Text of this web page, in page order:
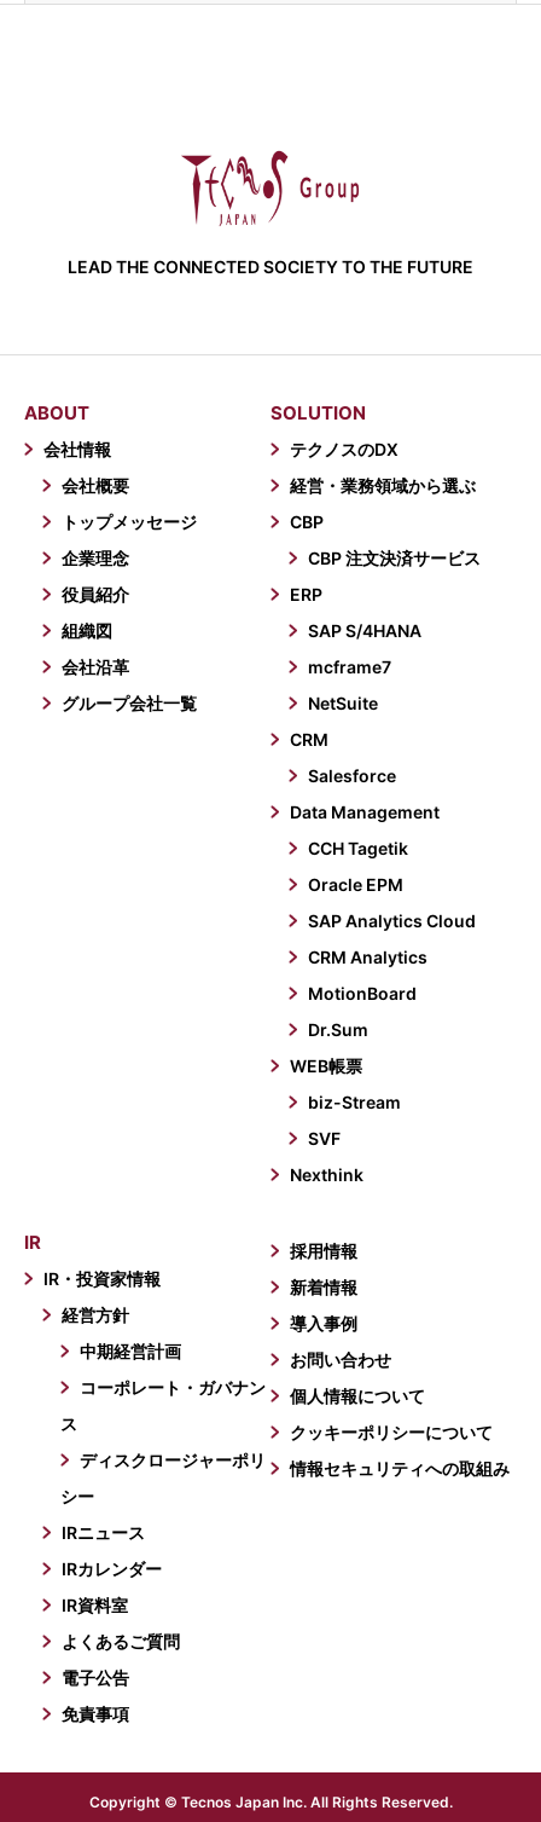
LEAD THE CONNECTED SOCIETY TO THE FUTURE
ABOUT
会社情報
会社概要
トップメッセージ
企業理念
役員紹介
組織図
会社沿革
グループ会社一覧
SOLUTION
テクノスのDX
経営・業務領域から選ぶ
CBP
CBP 注文決済サービス
ERP
SAP S/4HANA
mcframe7
NetSuite
CRM
Salesforce
Data Management
CCH Tagetik
Oracle EPM
SAP Analytics Cloud
CRM Analytics
MotionBoard
Dr.Sum
WEB帳票
biz-Stream
SVF
Nexthink
IR
IR・投資家情報
経営方針
中期経営計画
コーポレート・ガバナン
ス
ディスクロージャーポリ
シー
IRニュース
IRカレンダー
IR資料室
よくあるご質問
電子公告
免責事項
採用情報
新着情報
導入事例
お問い合わせ
個人情報について
クッキーポリシーについて
情報セキュリティへの取組み
Copyright © Tecnos Japan Inc. All Rights Reserved.